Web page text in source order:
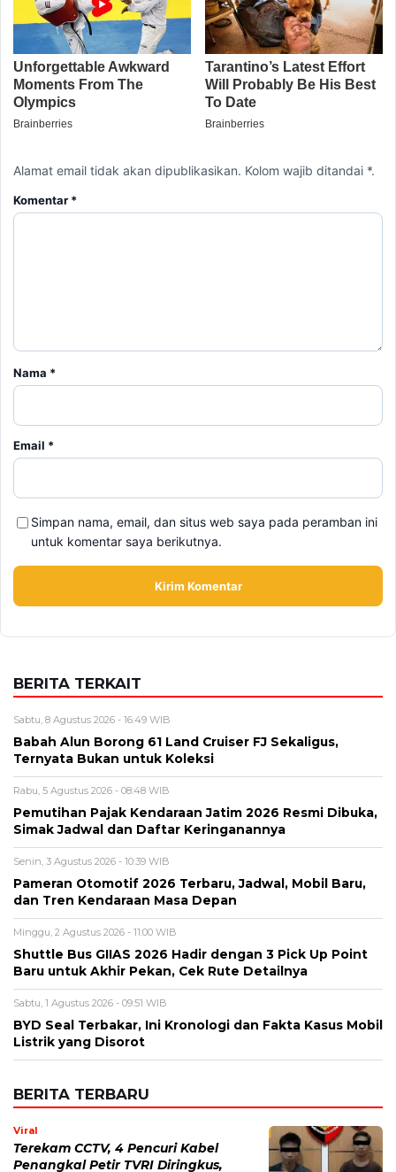
Alamat email tidak akan dipublikasikan. Kolom wajib ditandai *.
Komentar *
Nama *
Email *
Simpan nama, email, dan situs web saya pada peramban ini
untuk komentar saya berikutnya.
BERITA TERKAIT
Sabtu, 8 Agustus 2026 - 16:49 WIB
Babah Alun Borong 61 Land Cruiser FJ Sekaligus,
Ternyata Bukan untuk Koleksi
Rabu, 5 Agustus 2026 - 08:48 WIB
Pemutihan Pajak Kendaraan Jatim 2026 Resmi Dibuka,
Simak Jadwal dan Daftar Keringanannya
Senin, 3 Agustus 2026 - 10:39 WIB
Pameran Otomotif 2026 Terbaru, Jadwal, Mobil Baru,
dan Tren Kendaraan Masa Depan
Minggu, 2 Agustus 2026 - 11:00 WIB
Shuttle Bus GIIAS 2026 Hadir dengan 3 Pick Up Point
Baru untuk Akhir Pekan, Cek Rute Detailnya
Sabtu, 1 Agustus 2026 - 09:51 WIB
BYD Seal Terbakar, Ini Kronologi dan Fakta Kasus Mobil
Listrik yang Disorot
BERITA TERBARU
Viral
Terekam CCTV, 4 Pencuri Kabel
Penangkal Petir TVRI Diringkus,